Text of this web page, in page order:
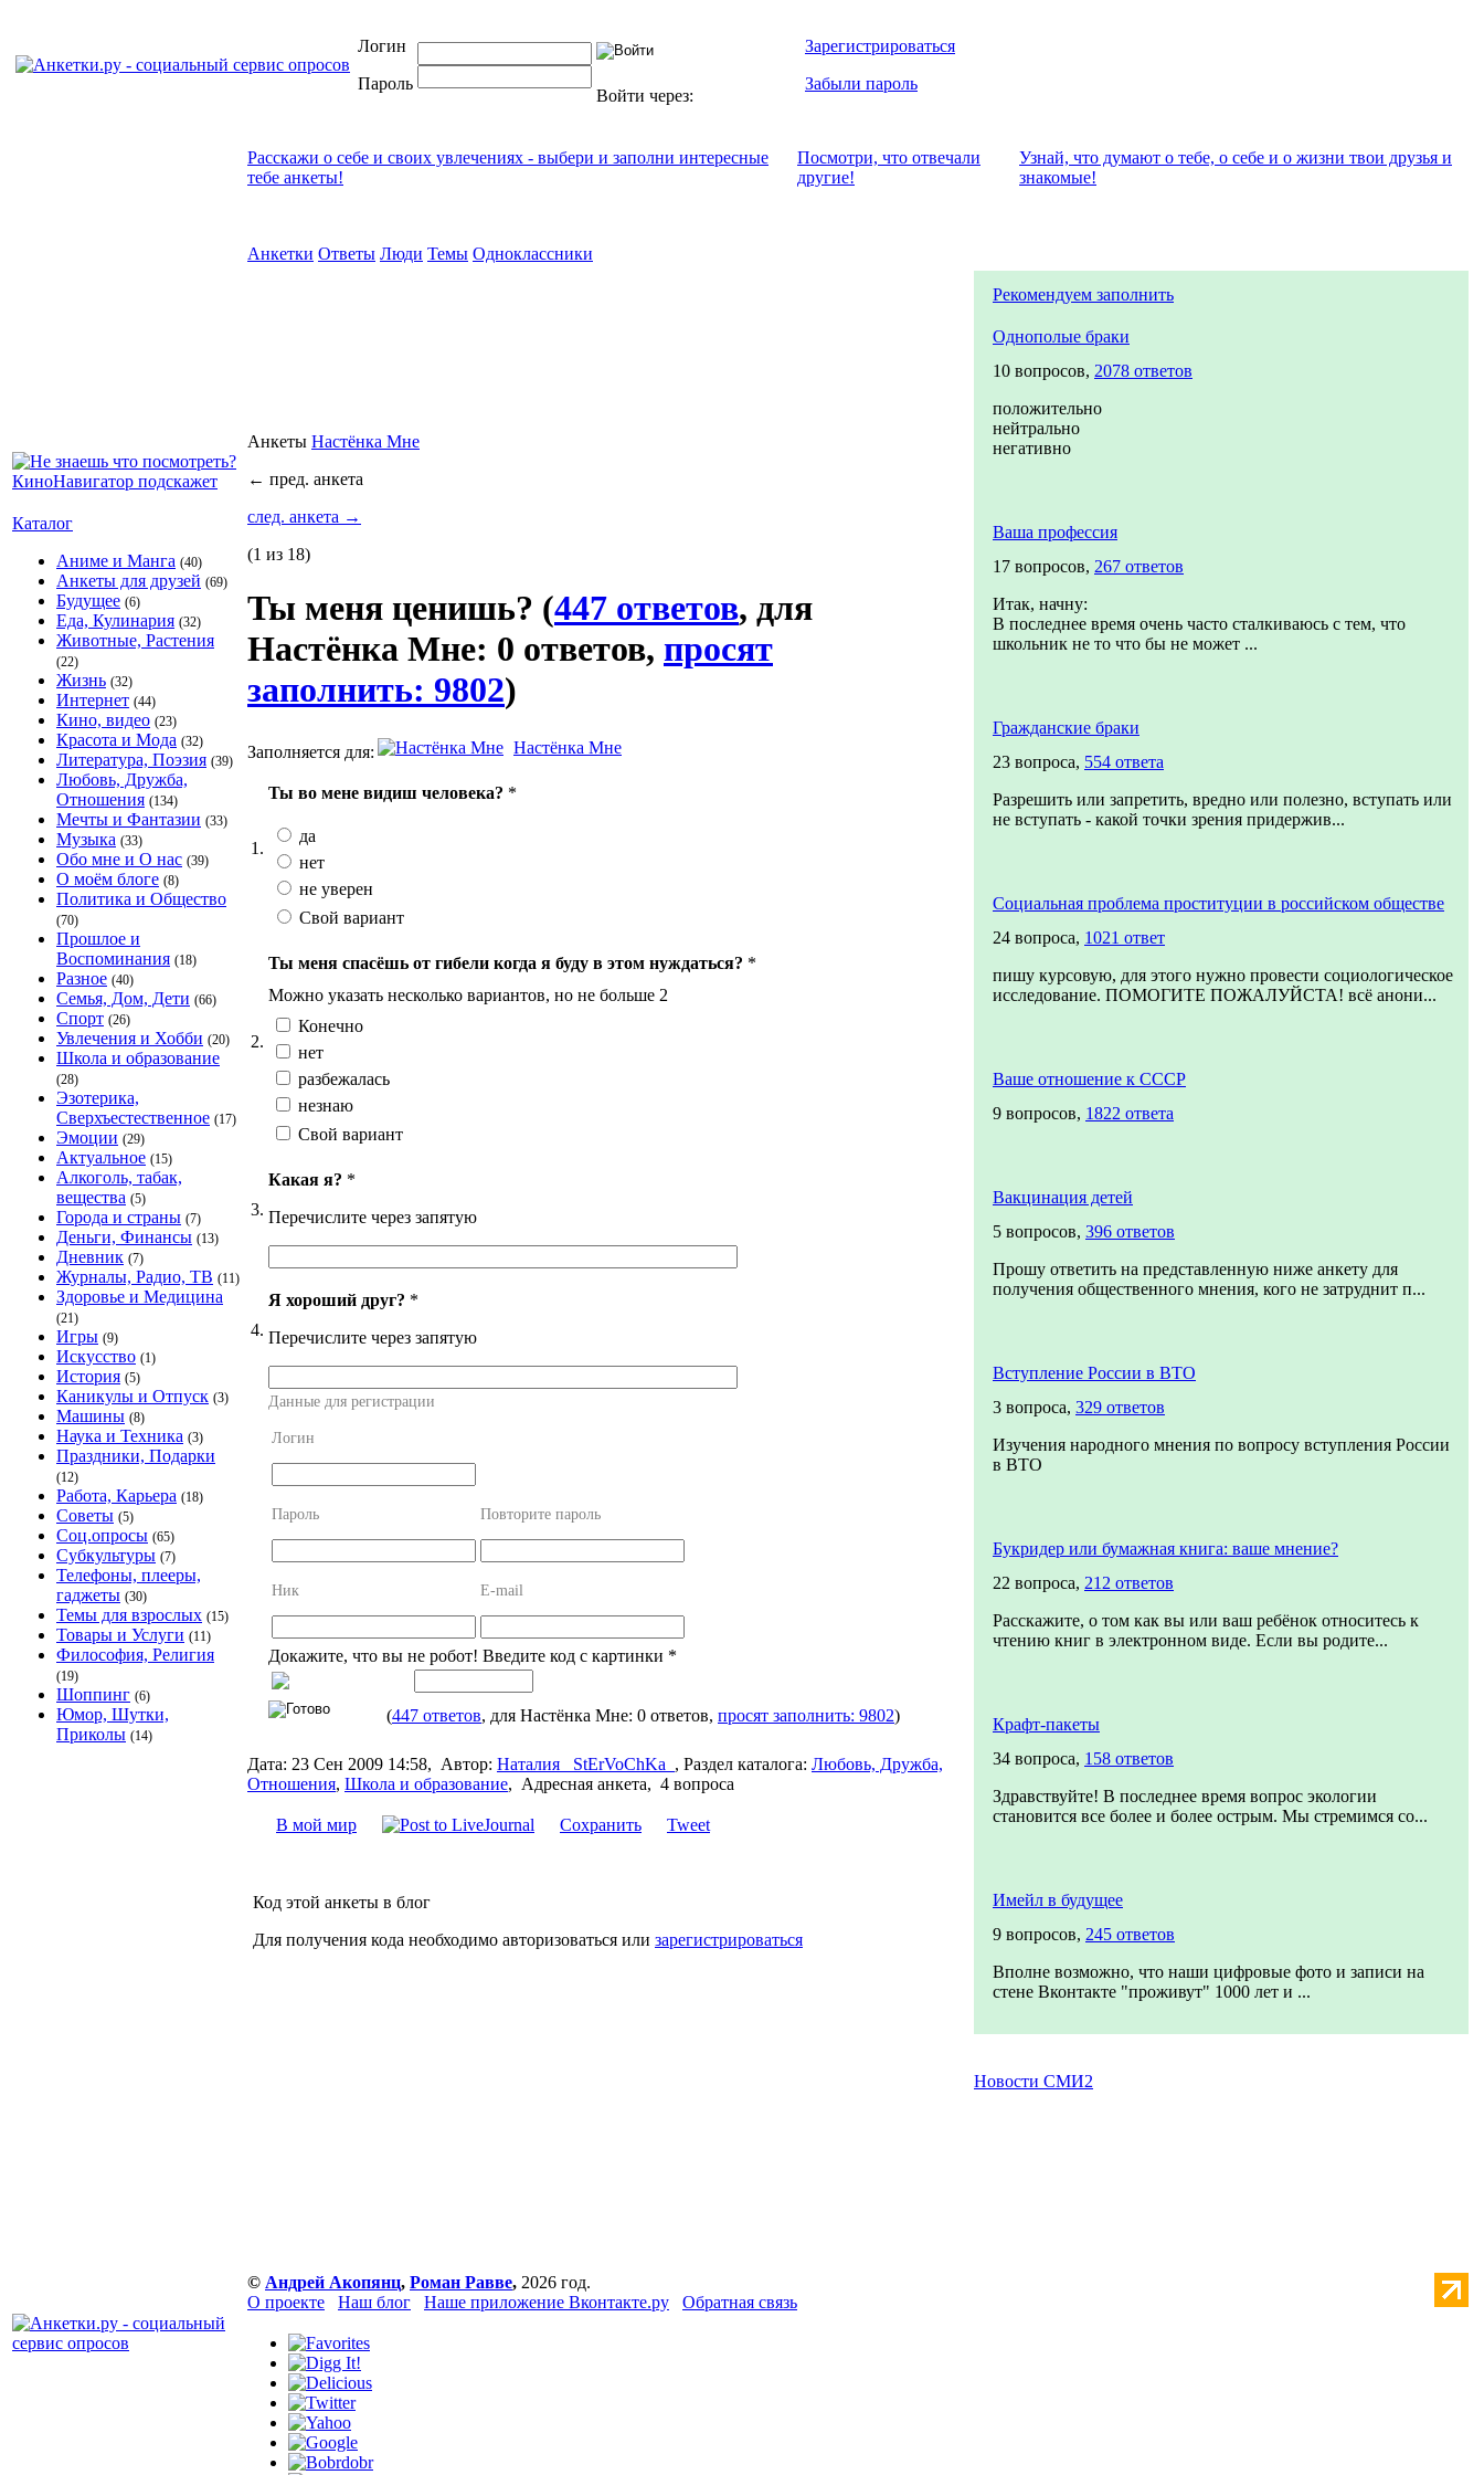
Логин
Пароль
Войти через:
Зарегистрироваться
Забыли пароль
Каталог
Аниме и Манга (40)
Анкеты для друзей (69)
Будущее (6)
Еда, Кулинария (32)
Животные, Растения
(22)
Жизнь (32)
Интернет (44)
Кино, видео (23)
Красота и Мода (32)
Литература, Поэзия (39)
Любовь, Дружба,
Отношения (134)
Мечты и Фантазии (33)
Музыка (33)
Обо мне и О нас (39)
О моём блоге (8)
Политика и Общество
(70)
Прошлое и
Воспоминания (18)
Разное (40)
Семья, Дом, Дети (66)
Спорт (26)
Увлечения и Хобби (20)
Школа и образование
(28)
Эзотерика,
Сверхъестественное (17)
Эмоции (29)
Актуальное (15)
Алкоголь, табак,
вещества (5)
Города и страны (7)
Деньги, Финансы (13)
Дневник (7)
Журналы, Радио, ТВ (11)
Здоровье и Медицина
(21)
Игры (9)
Искусство (1)
История (5)
Каникулы и Отпуск (3)
Машины (8)
Наука и Техника (3)
Праздники, Подарки
(12)
Работа, Карьера (18)
Советы (5)
Соц.опросы (65)
Субкультуры (7)
Телефоны, плееры,
гаджеты (30)
Темы для взрослых (15)
Товары и Услуги (11)
Философия, Религия
(19)
Шоппинг (6)
Юмор, Шутки,
Приколы (14)
Расскажи о себе и своих увлечениях - выбери и заполни интересные
тебе анкеты!
Посмотри, что отвeчали
другие!
Узнай, что думают о тебе, о себе и о жизни твои друзья и
знакомые!
Анкетки Ответы Люди Темы Одноклассники
Анкеты Настёнка Мне
← пред. анкета
след. анкета →
(1 из 18)
Ты меня ценишь? (447 ответов, для
Настёнка Мне: 0 ответов, просят
заполнить: 9802)
Заполняется для: Настёнка Мне
1.
Ты во мене видиш человека? *
да
нет
не уверен
Свой вариант
2.
Ты меня спасёшь от гибели когда я буду в этом нуждаться? *
Можно указать несколько вариантов, но не больше 2
Конечно
нет
разбежалась
незнаю
Свой вариант
3.
Какая я? *
Перечислите через запятую
4.
Я хороший друг? *
Перечислите через запятую
Данные для регистрации
Логин
Пароль Повторите пароль
Ник E-mail
Докажите, что вы не робот! Введите код с картинки *
(447 ответов, для Настёнка Мне: 0 ответов, просят заполнить: 9802)
Дата: 23 Сен 2009 14:58, Автор: Наталия _StErVoChKa_ , Раздел каталога: Любовь, Дружба,
Отношения, Школа и образование, Адресная анкета, 4 вопроса
В мой мир Сохранить Tweet
Код этой анкеты в блог
Для получения кода необходимо авторизоваться или зарегистрироваться
Рекомендуем заполнить
Однополые браки
10 вопросов, 2078 ответов
положительно
нейтрально
негативно
Ваша профессия
17 вопросов, 267 ответов
Итак, начну:
В последнее время очень часто сталкиваюсь с тем, что
школьник не то что бы не может ...
Гражданские браки
23 вопроса, 554 ответа
Разрешить или запретить, вредно или полезно, вступать или
не вступать - какой точки зрения придержив...
Социальная проблема проституции в российском обществе
24 вопроса, 1021 ответ
пишу курсовую, для этого нужно провести социологическое
исследование. ПОМОГИТЕ ПОЖАЛУЙСТА! всё анони...
Ваше отношение к СССР
9 вопросов, 1822 ответа
Вакцинация детей
5 вопросов, 396 ответов
Прошу ответить на представленную ниже анкету для
получения общественного мнения, кого не затруднит п...
Вступление России в ВТО
3 вопроса, 329 ответов
Изучения народного мнения по вопросу вступления России
в ВТО
Букридер или бумажная книга: ваше мнение?
22 вопроса, 212 ответов
Расскажите, о том как вы или ваш ребёнок относитесь к
чтению книг в электронном виде. Если вы родите...
Крафт-пакеты
34 вопроса, 158 ответов
Здравствуйте! В последнее время вопрос экологии
становится все более и более острым. Мы стремимся со...
Имейл в будущее
9 вопросов, 245 ответов
Вполне возможно, что наши цифровые фото и записи на
стене Вконтакте "проживут" 1000 лет и ...
Новости СМИ2
© Андрей Акопянц, Роман Равве, 2026 год.
О проекте
Наш блог Наше приложение Вконтакте.ру Обратная связь